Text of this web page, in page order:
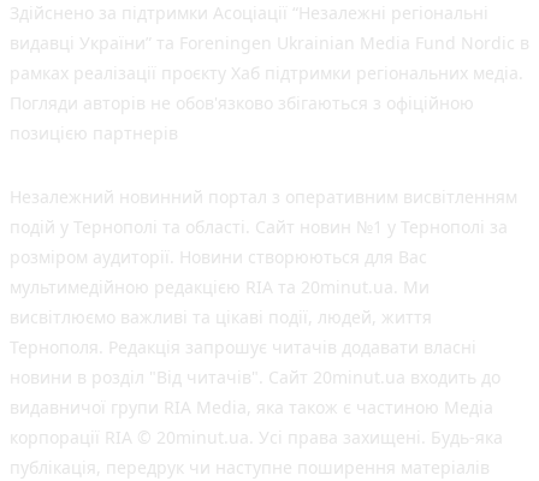
Здійснено за підтримки Асоціації “Незалежні регіональні
видавці України” та Foreningen Ukrainian Media Fund Nordic в
рамках реалізації проєкту Хаб підтримки регіональних медіа.
Погляди авторів не обов'язково збігаються з офіційною
позицією партнерів
Незалежний новинний портал з оперативним висвітленням
подій у Тернополі та області. Сайт новин №1 у Тернополі за
розміром аудиторії. Новини створюються для Вас
мультимедійною редакцією RIA та 20minut.ua. Ми
висвітлюємо важливі та цікаві події, людей, життя
Тернополя. Редакція запрошує читачів додавати власні
новини в розділ "Від читачів". Сайт 20minut.ua входить до
видавничої групи RIA Media, яка також є частиною Медіа
корпорації RIA © 20minut.ua. Усі права захищені. Будь-яка
публiкацiя, передрук чи наступне поширення матеріалів